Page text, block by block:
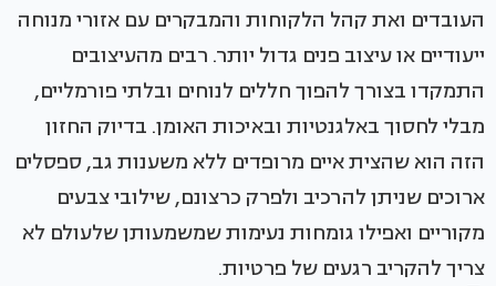
העובדים ואת קהל הלקוחות והמבקרים עם אזורי מנוחה
ייעודיים או עיצוב פנים גדול יותר. רבים מהעיצובים
התמקדו בצורך להפוך חללים לנוחים ובלתי פורמליים,
מבלי לחסוך באלגנטיות ובאיכות האומן. בדיוק החזון
הזה הוא שהצית איים מרופדים ללא משענות גב, ספסלים
ארוכים שניתן להרכיב ולפרק כרצונם, שילובי צבעים
מקוריים ואפילו גומחות נעימות שמשמעותן שלעולם לא
צריך להקריב רגעים של פרטיות.